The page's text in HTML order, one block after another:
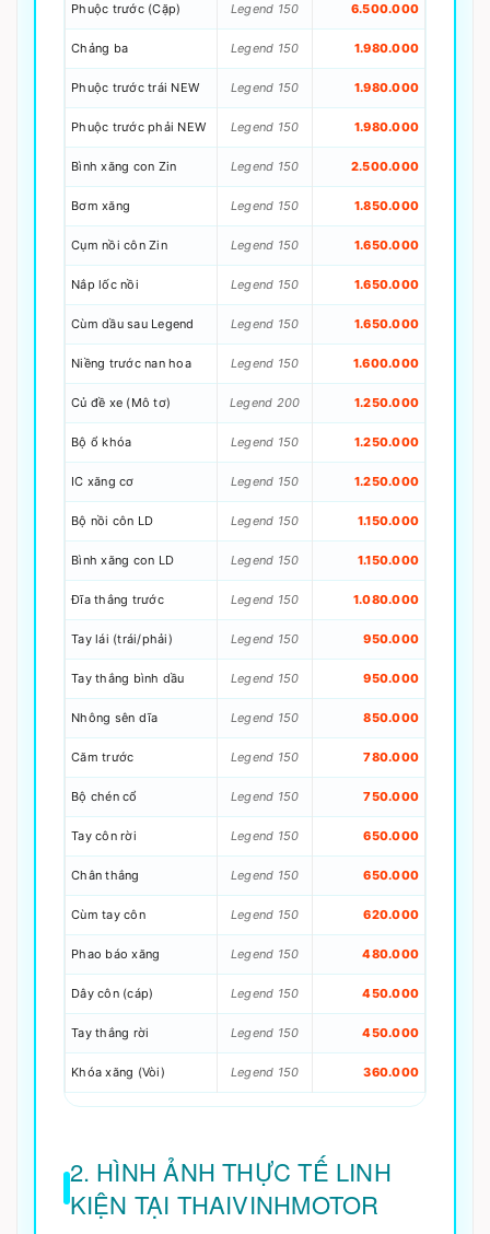
Phuộc trước (Cặp) Legend 150 6.500.000
Chảng ba Legend 150 1.980.000
Phuộc trước trái NEW Legend 150 1.980.000
Phuộc trước phải NEW Legend 150 1.980.000
Bình xăng con Zin Legend 150 2.500.000
Bơm xăng Legend 150 1.850.000
Cụm nồi côn Zin Legend 150 1.650.000
Nắp lốc nồi Legend 150 1.650.000
Cùm dầu sau Legend Legend 150 1.650.000
Niềng trước nan hoa Legend 150 1.600.000
Củ đề xe (Mô tơ) Legend 200 1.250.000
Bộ ổ khóa Legend 150 1.250.000
IC xăng cơ Legend 150 1.250.000
Bộ nồi côn LD Legend 150 1.150.000
Bình xăng con LD Legend 150 1.150.000
Đĩa thắng trước Legend 150 1.080.000
Tay lái (trái/phải) Legend 150 950.000
Tay thắng bình dầu Legend 150 950.000
Nhông sên dĩa Legend 150 850.000
Căm trước Legend 150 780.000
Bộ chén cổ Legend 150 750.000
Tay côn rời Legend 150 650.000
Chân thắng Legend 150 650.000
Cùm tay côn Legend 150 620.000
Phao báo xăng Legend 150 480.000
Dây côn (cáp) Legend 150 450.000
Tay thắng rời Legend 150 450.000
Khóa xăng (Vòi) Legend 150 360.000
2. HÌNH ẢNH THỰC TẾ LINH
KIỆN TẠI THAIVINHMOTOR